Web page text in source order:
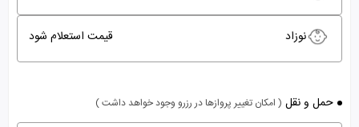
نوزاد قیمت استعلام شود
حمل و نقل ( امکان تغییر پروازها در رزرو وجود خواهد داشت )